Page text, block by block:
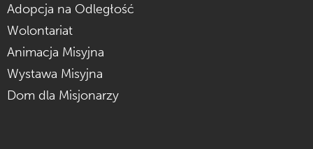
Adopcja na Odległość
Wolontariat
Animacja Misyjna
Wystawa Misyjna
Dom dla Misjonarzy